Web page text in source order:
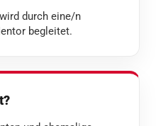
durch eine/n
begleitet.